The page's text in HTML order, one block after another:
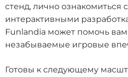
стенд, лично ознакомиться
интерактивными
Funlandia может помочь вам
незабываемые игровые
Готовы к следующему